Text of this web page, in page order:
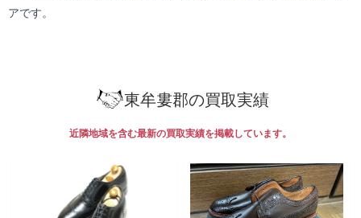
アです。
東牟婁郡の買取実績
近隣地域を含む最新の買取実績を掲載しています。